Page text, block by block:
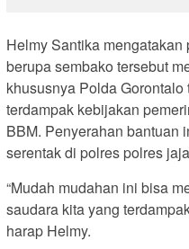
Helmy Santika
berupa sembako tersebut
khususnya Polda
terdampak kebijakan
BBM. Penyerahan bantuan
serentak di polres polres
“Mudah mudahan ini bisa
saudara kita yang
harap Helmy.